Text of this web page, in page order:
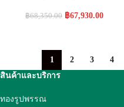
฿68,350.00 ฿67,930.00
1 2 3 4
สินค้าและบริการ
ทองรูปพรรณ